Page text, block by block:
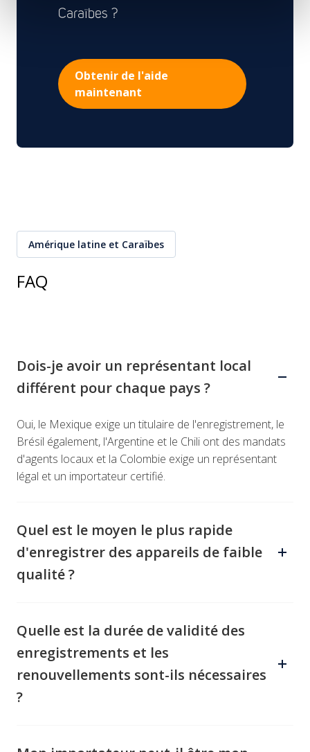
Caraïbes ?
Obtenir de l'aide
maintenant
Amérique latine et Caraïbes
FAQ
Dois-je avoir un représentant local
différent pour chaque pays ?
Oui, le Mexique exige un titulaire de l'enregistrement, le
Brésil également, l'Argentine et le Chili ont des mandats
d'agents locaux et la Colombie exige un représentant
légal et un importateur certifié.
Quel est le moyen le plus rapide
d'enregistrer des appareils de faible
qualité ?
que la Colombie autorise l'enregistrement immédiat des
dispositifs de classe I et IIa, ce qui permet une mise sur
le marché anticipée avant un examen complet.
Quelle est la durée de validité des
enregistrements et les
renouvellements sont-ils nécessaires
?